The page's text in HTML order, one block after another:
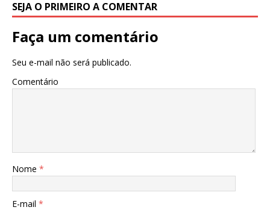
SEJA O PRIMEIRO A COMENTAR
Faça um comentário
Seu e-mail não será publicado.
Comentário
Nome *
E-mail *